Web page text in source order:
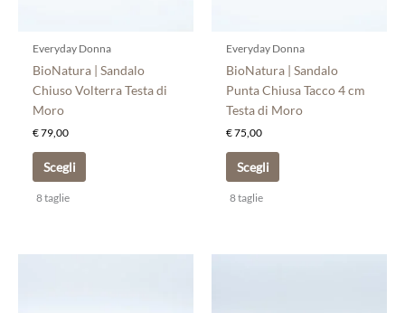
Everyday Donna
BioNatura | Sandalo
Chiuso Volterra Testa di
Moro
€79,00
Scegli
scelte
nella
pagina
8 taglie
Everyday Donna
BioNatura | Sandalo
Punta Chiusa Tacco 4 cm
Testa di Moro
€75,00
Scegli
scelte
nella
pagina
del
8 taglie